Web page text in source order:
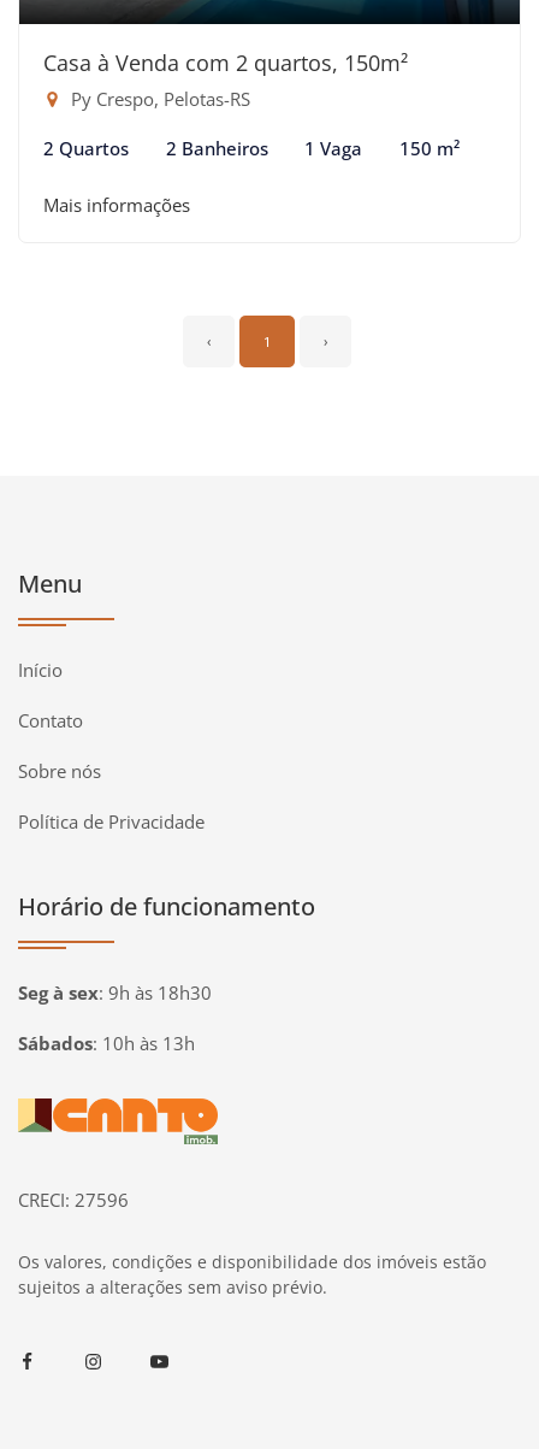
Casa à Venda com 2 quartos, 150m²
Py Crespo, Pelotas-RS
2 Quartos 2 Banheiros 1 Vaga 150 m²
Mais informações
‹ 1 ›
Menu
Início
Contato
Sobre nós
Política de Privacidade
Horário de funcionamento
Seg à sex: 9h às 18h30
Sábados: 10h às 13h
Página inicial
CRECI: 27596
Os valores, condições e disponibilidade dos imóveis estão
sujeitos a alterações sem aviso prévio.
FacebookInstagramYoutube